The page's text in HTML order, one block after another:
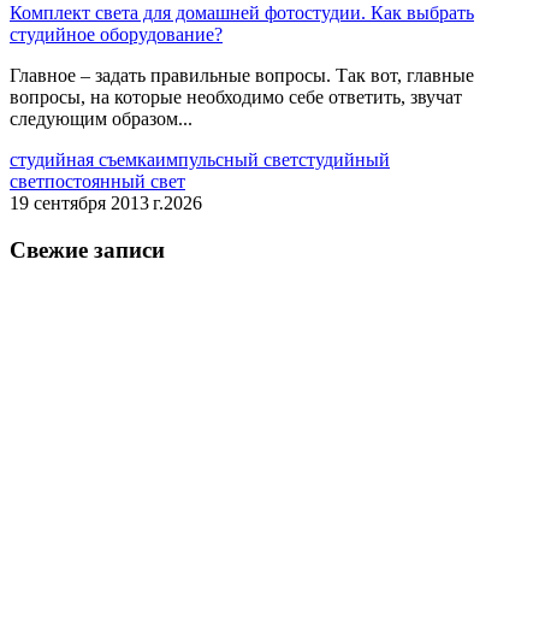
Комплект света для домашней фотостудии. Как выбрать
студийное оборудование?
Главное – задать правильные вопросы. Так вот, главные
вопросы, на которые необходимо себе ответить, звучат
следующим образом...
студийная съемкаимпульсный светстудийный
светпостоянный свет
19 сентября 2013 г.2026
Свежие записи